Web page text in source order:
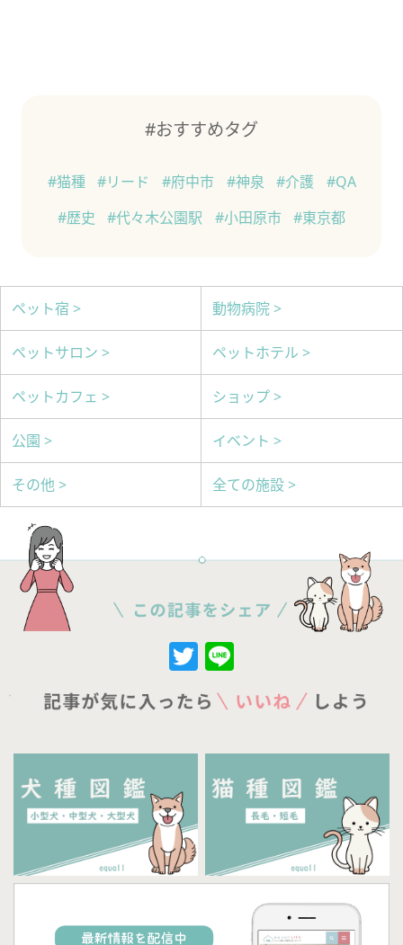
#おすすめタグ
#猫種 #リード #府中市 #神泉 #介護
#QA
#歴史
#代々木公園駅 #小田原市 #東京都
ペット宿 > 動物病院 >
ペットサロン > ペットホテル >
ペットカフェ > ショップ >
公園 > イベント >
その他 > 全ての施設 >
Twitter